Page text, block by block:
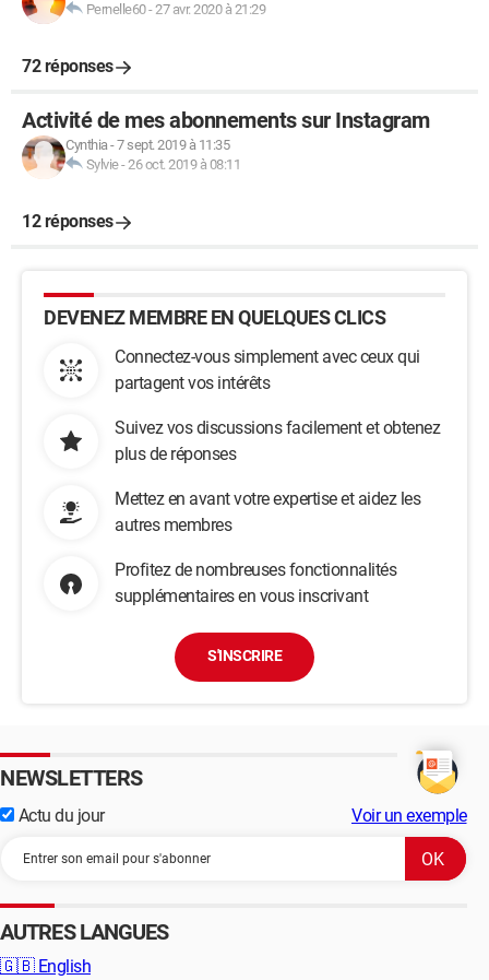
Pernelle60-27 avr. 2020 à 21:29
72 réponses
Activité de mes abonnements sur Instagram
Cynthia-7 sept. 2019 à 11:35
Sylvie-26 oct. 2019 à 08:11
12 réponses
DEVENEZ MEMBRE EN QUELQUES CLICS
Connectez-vous simplement avec ceux qui
partagent vos intérêts
Suivez vos discussions facilement et obtenez
plus de réponses
Mettez en avant votre expertise et aidez les
autres membres
Profitez de nombreuses fonctionnalités
supplémentaires en vous inscrivant
S'INSCRIRE
NEWSLETTERS
Actu du jour Voir un exemple
AUTRES LANGUES
🇬🇧 English